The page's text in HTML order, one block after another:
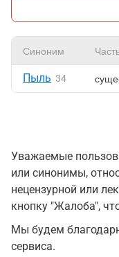
Синоним
Пыль 34
Уважаемые
или синонимы,
нецензурной или
кнопку "Жалоба",
Мы будем
сервиса.